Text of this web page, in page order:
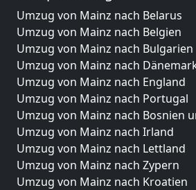
Umzug von Mainz nach Belarus
Umzug von Mainz nach Belgien
Umzug von Mainz nach Bulgarien
Umzug von Mainz nach
Umzug von Mainz nach England
Umzug von Mainz nach Portugal
Umzug von Mainz nach Bosnien
Umzug von Mainz nach Irland
Umzug von Mainz nach Lettland
Umzug von Mainz nach Zypern
Umzug von Mainz nach Kroatien